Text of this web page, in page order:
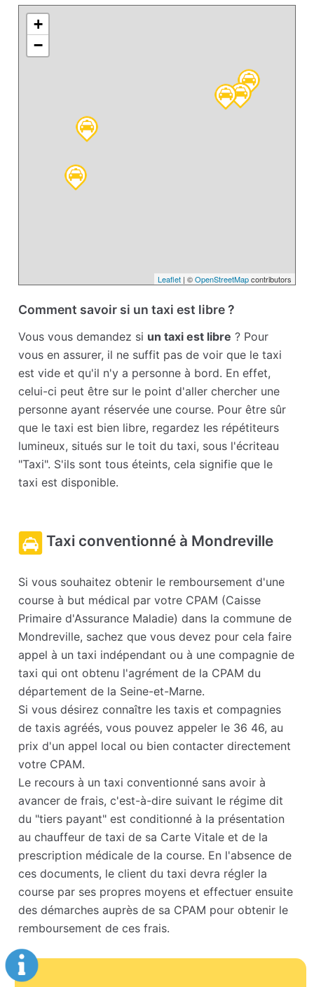
+
−
Leaflet| ©OpenStreetMapcontributors
Comment savoir si un taxi est libre ?
Vous vous demandez si un taxi est libre ? Pour
vous en assurer, il ne suffit pas de voir que le taxi
est vide et qu'il n'y a personne à bord. En effet,
celui-ci peut être sur le point d'aller chercher une
personne ayant réservée une course. Pour être sûr
que le taxi est bien libre, regardez les répétiteurs
lumineux, situés sur le toit du taxi, sous l'écriteau
"Taxi". S'ils sont tous éteints, cela signifie que le
taxi est disponible.
Taxi conventionné à Mondreville
Si vous souhaitez obtenir le remboursement d'une
course à but médical par votre CPAM (Caisse
Primaire d'Assurance Maladie) dans la commune de
Mondreville, sachez que vous devez pour cela faire
appel à un taxi indépendant ou à une compagnie de
taxi qui ont obtenu l'agrément de la CPAM du
département de la Seine-et-Marne.
Si vous désirez connaître les taxis et compagnies
de taxis agréés, vous pouvez appeler le 36 46, au
prix d'un appel local ou bien contacter directement
votre CPAM.
Le recours à un taxi conventionné sans avoir à
avancer de frais, c'est-à-dire suivant le régime dit
du "tiers payant" est conditionné à la présentation
au chauffeur de taxi de sa Carte Vitale et de la
prescription médicale de la course. En l'absence de
ces documents, le client du taxi devra régler la
course par ses propres moyens et effectuer ensuite
des démarches auprès de sa CPAM pour obtenir le
remboursement de ces frais.